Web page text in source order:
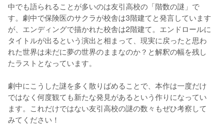
中でも語られることが多いのは友引高校の「階数の謎」で
す。劇中で保険医のサクラが校舎は3階建てと発言しています
が、エンディングで描かれた校舎は2階建て。エンドロールに
タイトルが出るという演出と相まって、現実に戻ったと思わ
れた世界は未だに夢の世界のままなのか？と解釈の幅を残し
たラストとなっています。
劇中にこうした謎を多く散りばめることで、本作は一度だけ
ではなく何度観ても新たな発見があるという作りになってい
ます。これだけではない友引高校の謎の数々もぜひ考察して
みてください！